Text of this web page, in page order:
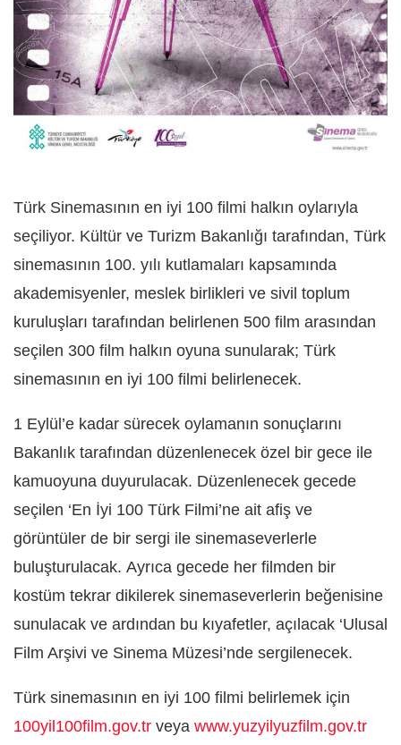
Türk Sinemasının en iyi 100 filmi halkın oylarıyla
seçiliyor. Kültür ve Turizm Bakanlığı tarafından, Türk
sinemasının 100. yılı kutlamaları kapsamında
akademisyenler, meslek birlikleri ve sivil toplum
kuruluşları tarafından belirlenen 500 film arasından
seçilen 300 film halkın oyuna sunularak; Türk
sinemasının en iyi 100 filmi belirlenecek.
1 Eylül’e kadar sürecek oylamanın sonuçlarını
Bakanlık tarafından düzenlenecek özel bir gece ile
kamuoyuna duyurulacak. Düzenlenecek gecede
seçilen ‘En İyi 100 Türk Filmi’ne ait afiş ve
görüntüler de bir sergi ile sinemaseverlerle
buluşturulacak. Ayrıca gecede her filmden bir
kostüm tekrar dikilerek sinemaseverlerin beğenisine
sunulacak ve ardından bu kıyafetler, açılacak ‘Ulusal
Film Arşivi ve Sinema Müzesi’nde sergilenecek.
Türk sinemasının en iyi 100 filmi belirlemek için
100yil100film.gov.tr veya www.yuzyilyuzfilm.gov.tr